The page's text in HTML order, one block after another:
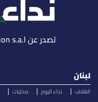
تصدر عن Lebanese Media Production s.a.l
لبنان
الغلاف نداء اليوم محليات